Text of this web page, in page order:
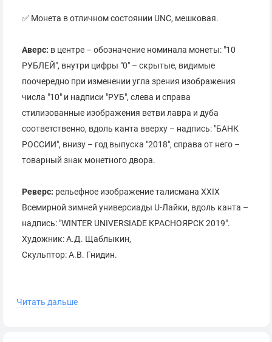
✅ Монета в отличном состоянии UNC, мешковая.
Аверс: в центре – обозначение номинала монеты: "10
РУБЛЕЙ", внутри цифры "0" – скрытые, видимые
поочередно при изменении угла зрения изображения
числа "10" и надписи "РУБ", cлева и справа
стилизованные изображения ветви лавра и дуба
соответственно, вдоль канта вверху – надпись: "БАНК
РОССИИ", внизу – год выпуска "2018", справа от него –
товарный знак монетного двора.
Реверс: рельефное изображение талисмана XXIX
Всемирной зимней универсиады U-Лайки, вдоль канта –
надпись: "WINTER UNIVERSIADE КРАСНОЯРСК 2019".
Художник: А.Д. Щаблыкин,
Скульптор: А.В. Гнидин.
Читать дальше